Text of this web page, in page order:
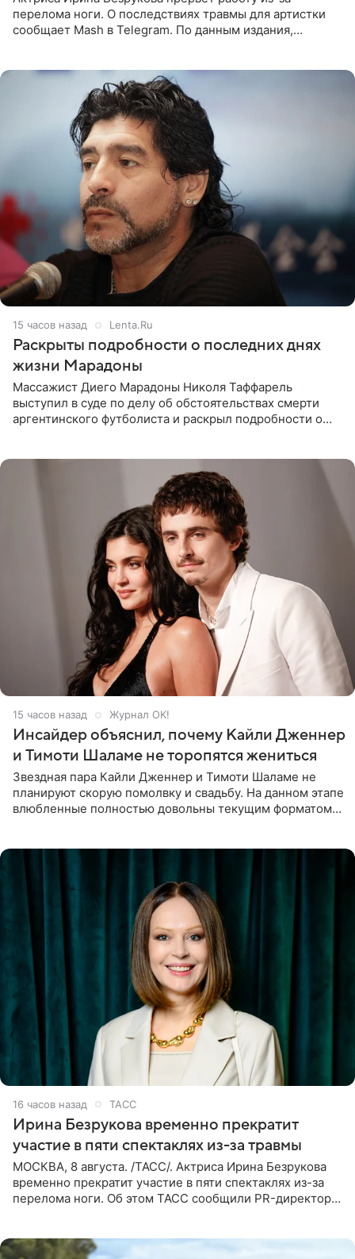
перелома ноги. О последствиях травмы для артистки
сообщает Mash в Telegram. По данным издания,
15 часов назад Lenta.Ru
Раскрыты подробности о последних днях
жизни Марадоны
Массажист Диего Марадоны Николя Таффарель
выступил в суде по делу об обстоятельствах смерти
аргентинского футболиста и раскрыл подробности о
15 часов назад Журнал OK!
Инсайдер объяснил, почему Кайли Дженнер
и Тимоти Шаламе не торопятся жениться
Звездная пара Кайли Дженнер и Тимоти Шаламе не
планируют скорую помолвку и свадьбу. На данном этапе
влюбленные полностью довольны текущим форматом
16 часов назад ТАСС
Ирина Безрукова временно прекратит
участие в пяти спектаклях из-за травмы
МОСКВА, 8 августа. /ТАСС/. Актриса Ирина Безрукова
временно прекратит участие в пяти спектаклях из-за
перелома ноги. Об этом ТАСС сообщили PR-директор